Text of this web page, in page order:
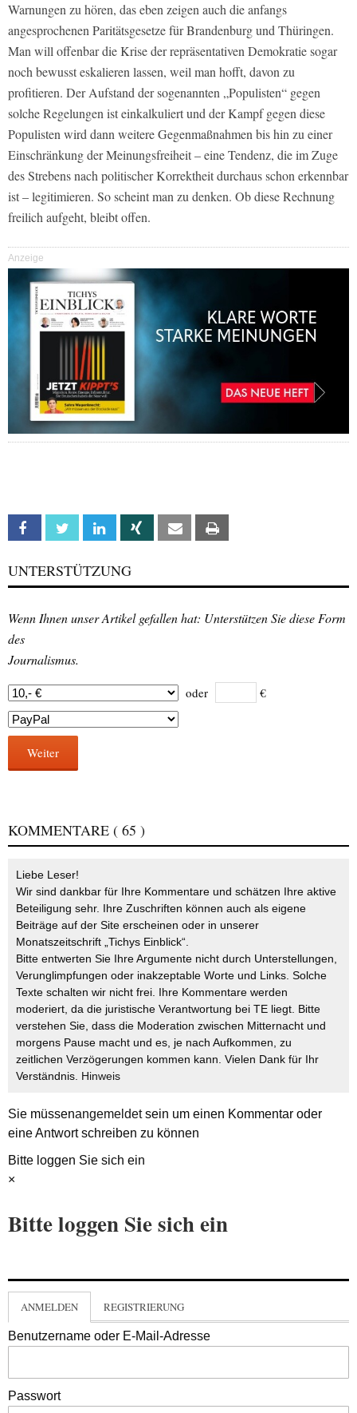
Warnungen zu hören, das eben zeigen auch die anfangs
angesprochenen Paritätsgesetze für Brandenburg und Thüringen.
Man will offenbar die Krise der repräsentativen Demokratie sogar
noch bewusst eskalieren lassen, weil man hofft, davon zu
profitieren. Der Aufstand der sogenannten „Populisten“ gegen
solche Regelungen ist einkalkuliert und der Kampf gegen diese
Populisten wird dann weitere Gegenmaßnahmen bis hin zu einer
Einschränkung der Meinungsfreiheit – eine Tendenz, die im Zuge
des Strebens nach politischer Korrektheit durchaus schon erkennbar
ist – legitimieren. So scheint man zu denken. Ob diese Rechnung
freilich aufgeht, bleibt offen.
Anzeige
Facebook Twitter Linkedin Xing Email
UNTERSTÜTZUNG
Wenn Ihnen unser Artikel gefallen hat: Unterstützen Sie diese Form
des
Journalismus.
oder €
Weiter
KOMMENTARE ( 65 )
Liebe Leser!
Wir sind dankbar für Ihre Kommentare und schätzen Ihre aktive
Beteiligung sehr. Ihre Zuschriften können auch als eigene
Beiträge auf der Site erscheinen oder in unserer
Monatszeitschrift „Tichys Einblick“.
Bitte entwerten Sie Ihre Argumente nicht durch Unterstellungen,
Verunglimpfungen oder inakzeptable Worte und Links. Solche
Texte schalten wir nicht frei. Ihre Kommentare werden
moderiert, da die juristische Verantwortung bei TE liegt. Bitte
verstehen Sie, dass die Moderation zwischen Mitternacht und
morgens Pause macht und es, je nach Aufkommen, zu
zeitlichen Verzögerungen kommen kann. Vielen Dank für Ihr
Verständnis. Hinweis
Sie müssenangemeldetsein um einen Kommentar oder
eine Antwort schreiben zu können
Bitte loggen Sie sich ein
×
Bitte loggen Sie sich ein
ANMELDEN REGISTRIERUNG
Benutzername oder E-Mail-Adresse
Passwort